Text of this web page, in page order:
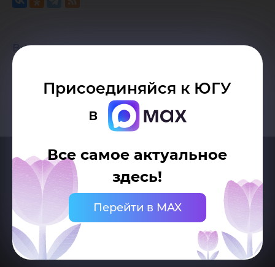
Присоединяйся к ЮГУ
в
Все самое актуальное
здесь!
Перейти в MAX
Возврат к списку
Делитесь новостями об университете с хештегом #ЮГУ